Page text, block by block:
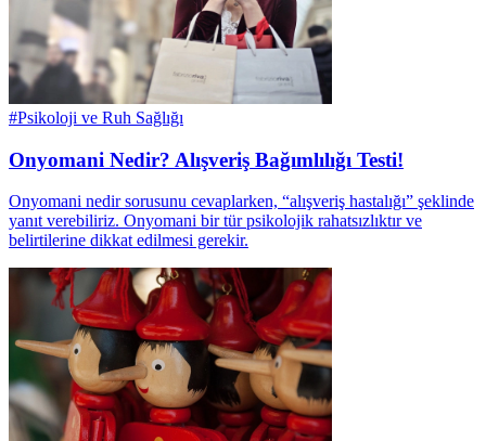
#Psikoloji ve Ruh Sağlığı
Onyomani Nedir? Alışveriş Bağımlılığı Testi!
Onyomani nedir sorusunu cevaplarken, “alışveriş hastalığı” şeklinde
yanıt verebiliriz. Onyomani bir tür psikolojik rahatsızlıktır ve
belirtilerine dikkat edilmesi gerekir.